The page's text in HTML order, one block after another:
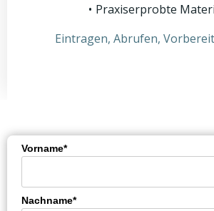
Praxiserprobte
Eintragen, Abrufen,
Vorname*
Nachname*